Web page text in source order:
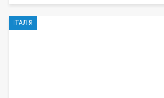
ІТАЛІЯ